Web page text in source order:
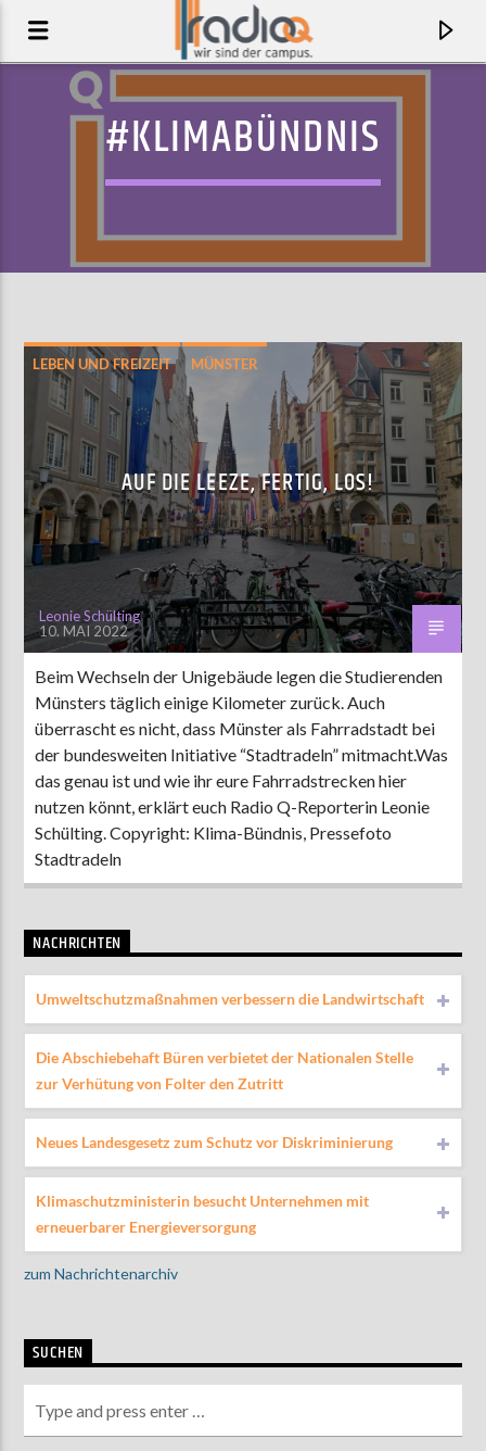
AKTUELLER TRACK
NEVER THOUGHT
MEAGRE MARTIN
AKTUELLE SENDUNG
MOEBIUS
12:00 18:00
ZU HÖREN IN Münster 90,9 MHzSteinfurt103,9 MHz
#KLIMABÜNDNIS
LEBEN UND FREIZEIT MÜNSTER
AUF DIE LEEZE, FERTIG, LOS!
Leonie Schülting
10. MAI 2022
Beim Wechseln der Unigebäude legen die Studierenden
Münsters täglich einige Kilometer zurück. Auch
überrascht es nicht, dass Münster als Fahrradstadt bei
der bundesweiten Initiative “Stadtradeln” mitmacht.Was
das genau ist und wie ihr eure Fahrradstrecken hier
nutzen könnt, erklärt euch Radio Q-Reporterin Leonie
Schülting. Copyright: Klima-Bündnis, Pressefoto
Stadtradeln
NACHRICHTEN
Umweltschutzmaßnahmen verbessern die Landwirtschaft
Die Abschiebehaft Büren verbietet der Nationalen Stelle
zur Verhütung von Folter den Zutritt
Neues Landesgesetz zum Schutz vor Diskriminierung
Klimaschutzministerin besucht Unternehmen mit
erneuerbarer Energieversorgung
zum Nachrichtenarchiv
SUCHEN